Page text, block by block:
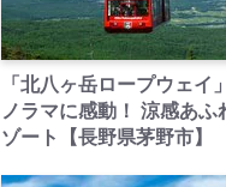
「北八ヶ岳ロープウェイ
ノラマに感動！ 涼感あふ
ゾート【長野県茅野市】